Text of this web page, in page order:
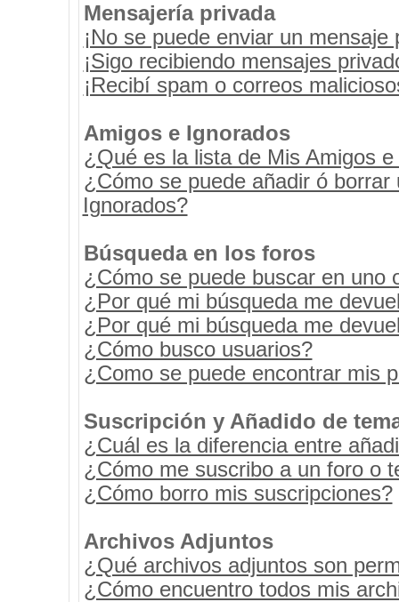
Mensajería privada
¡No se puede enviar un mensaje
¡Sigo recibiendo mensajes
¡Recibí spam o correos
Amigos e Ignorados
¿Qué es la lista de Mis Amigos
¿Cómo se puede añadir ó
Ignorados?
Búsqueda en los foros
¿Cómo se puede buscar en uno
¿Por qué mi búsqueda me
¿Por qué mi búsqueda me
¿Cómo busco usuarios?
¿Como se puede encontrar mis
Suscripción y Añadido de
¿Cuál es la diferencia entre
¿Cómo me suscribo a un foro o
¿Cómo borro mis suscripciones?
Archivos Adjuntos
¿Qué archivos adjuntos son
¿Cómo encuentro todos mis